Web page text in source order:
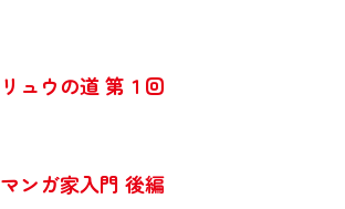
リュウの道 第１回
マンガ家入門 後編